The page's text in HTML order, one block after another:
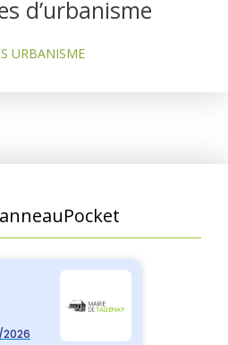
d’urbanisme
URBANISME